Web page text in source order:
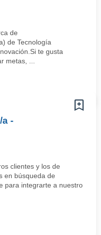
de
de Tecnología
te gusta
metas, ...
-
clientes y los de
en búsqueda de
para integrarte a nuestro